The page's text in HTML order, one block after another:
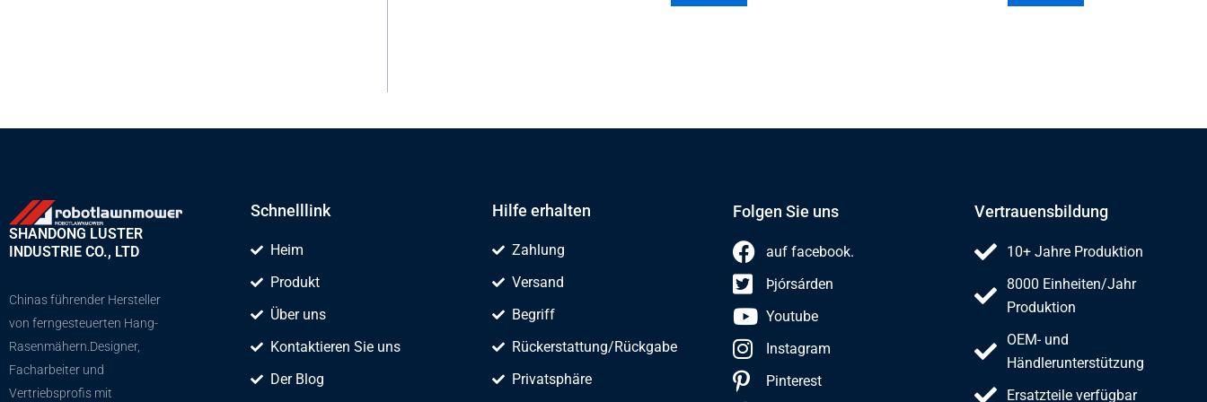
SHANDONG LUSTER
INDUSTRIE CO., LTD
Chinas führender Hersteller
von ferngesteuerten Hang-
Rasenmähern.Designer,
Facharbeiter und
Vertriebsprofis mit
Schnelllink
Heim
Produkt
Über uns
Kontaktieren Sie uns
Der Blog
Hilfe erhalten
Zahlung
Versand
Begriff
Rückerstattung/Rückgabe
Privatsphäre
Folgen Sie uns
auf facebook.
Þjórsárden
Youtube
Instagram
Pinterest
Vertrauensbildung
10+ Jahre Produktion
8000 Einheiten/Jahr
Produktion
OEM- und
Händlerunterstützung
Ersatzteile verfügbar